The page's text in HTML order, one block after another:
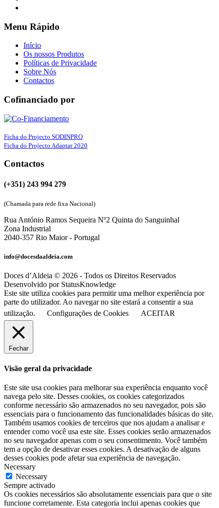
Menu Rápido
Início
Os nossos Produtos
Políticas de Privacidade
Sobre Nós
Contactos
Cofinanciado por
Ficha do Projecto SODINPRO
Ficha do Projecto Adaptar 2020
Contactos
(+351) 243 994 279
(Chamada para rede fixa Nacional)
Rua António Ramos Sequeira Nº2 Quinta do Sanguinhal
Zona Industrial
2040-357 Rio Maior - Portugal
info@docesdaaldeia.com
Doces d’Aldeia © 2026 - Todos os Direitos Reservados
Desenvolvido por StatusKnowledge
Este site utiliza cookies para permitir uma melhor experiência por
parte do utilizador. Ao navegar no site estará a consentir a sua
utilização.
Configurações de Cookies ACEITAR
Fechar
Visão geral da privacidade
Este site usa cookies para melhorar sua experiência enquanto você
navega pelo site. Desses cookies, os cookies categorizados
conforme necessário são armazenados no seu navegador, pois são
essenciais para o funcionamento das funcionalidades básicas do site.
Também usamos cookies de terceiros que nos ajudam a analisar e
entender como você usa este site. Esses cookies serão armazenados
no seu navegador apenas com o seu consentimento. Você também
tem a opção de desativar esses cookies. A desativação de alguns
desses cookies pode afetar sua experiência de navegação.
Necessary
Necessary
Sempre activado
Os cookies necessários são absolutamente essenciais para que o site
funcione corretamente. Esta categoria inclui apenas cookies que